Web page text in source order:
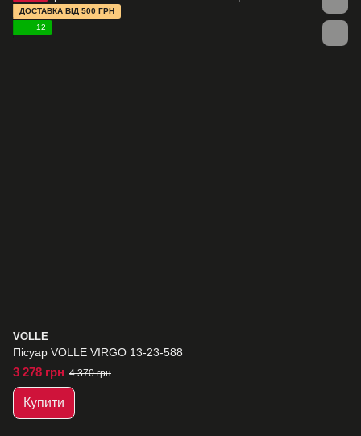
ДОСТАВКА ВІД 500 ГРН
12
VOLLE
Пісуар VOLLE VIRGO 13-23-588
3 278 грн 4 370 грн
Купити